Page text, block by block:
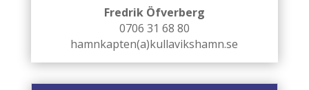
Fredrik Öfverberg
0706 31 68 80
hamnkapten(a)kullavikshamn.se